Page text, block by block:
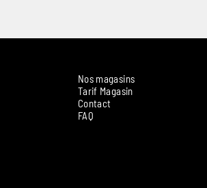
Nos magasins
Tarif Magasin
Contact
FAQ